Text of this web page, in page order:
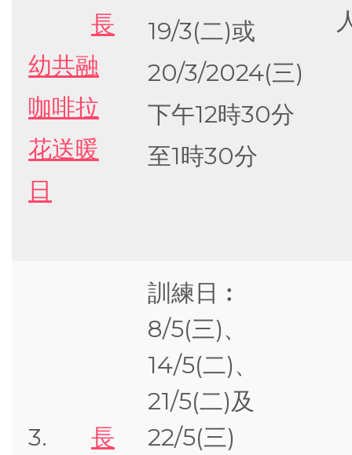
長
幼共融
咖啡拉
花送暖
日
19/3(二)或
20/3/2024(三)
下午12時30分
至1時30分
3. 長
訓練日︰
8/5(三)、
14/5(二)、
21/5(二)及
22/5(三)